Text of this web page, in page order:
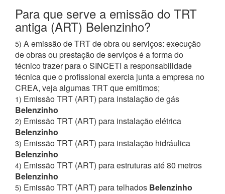
Para que serve a emissão do TRT
antiga (ART) Belenzinho?
5) A emissão de TRT de obra ou serviços: execução
de obras ou prestação de serviços é a forma do
técnico trazer para o SINCETI a responsabilidade
técnica que o profissional exercia junta a empresa no
CREA, veja algumas TRT que emitimos;
1) Emissão TRT (ART) para instalação de gás
Belenzinho
2) Emissão TRT (ART) para instalação elétrica
Belenzinho
3) Emissão TRT (ART) para instalação hidráulica
Belenzinho
4) Emissão TRT (ART) para estruturas até 80 metros
Belenzinho
5) Emissão TRT (ART) para telhados Belenzinho